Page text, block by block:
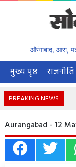
औरंगाबाद, आरा,
मुख्य पृष्ठ राजनीति
BREAKING NEWS
Aurangabad - 12